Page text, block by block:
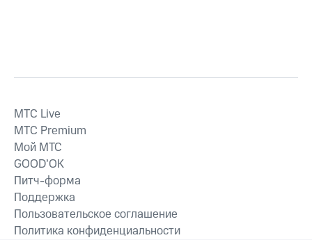
MTС Live
MTС Premium
Мой МТС
GOOD’OK
Питч-форма
Поддержка
Пользовательское соглашение
Политика конфиденциальности